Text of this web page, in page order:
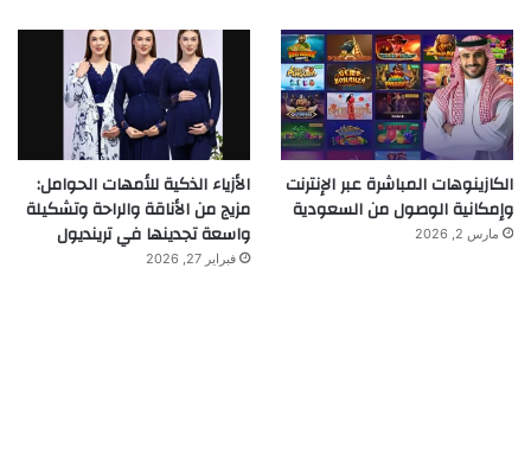
الكازينوهات المباشرة عبر الإنترنت
وإمكانية الوصول من السعودية
مارس 2, 2026
الأزياء الذكية للأمهات الحوامل:
مزيج من الأناقة والراحة وتشكيلة
واسعة تجدينها في ترينديول
فبراير 27, 2026